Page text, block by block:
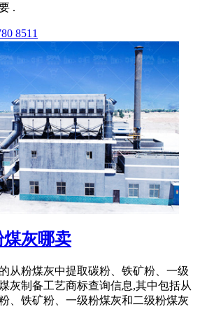
.
8511
灰哪卖
从粉煤灰中提取碳粉、铁矿粉、一级
灰制备工艺商标查询信息,其中包括从
、铁矿粉、一级粉煤灰和二级粉煤灰